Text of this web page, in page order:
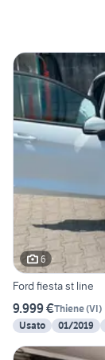
6
Ford fiesta st line
9.999 €Thiene(VI)
Usato
01/2019